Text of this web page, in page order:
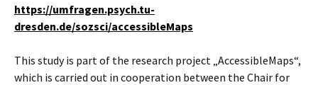
https://umfragen.psych.tu-
dresden.de/sozsci/accessibleMaps
This study is part of the research project „AccessibleMaps“,
which is carried out in cooperation between the Chair for